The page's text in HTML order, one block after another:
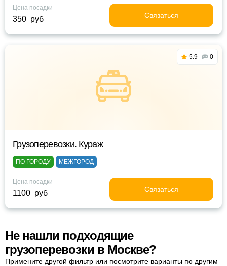
Цена посадки
350 руб Связаться
5.9 0
Грузоперевозки. Кураж
ПО ГОРОДУ МЕЖГОРОД
Цена посадки
1100 руб Связаться
Не нашли подходящие
грузоперевозки в Москве?
Примените другой фильтр или посмотрите варианты по другим